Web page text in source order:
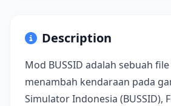
Description
Mod BUSSID adalah sebuah
menambah kendaraan pada
Simulator Indonesia (BUSSID),